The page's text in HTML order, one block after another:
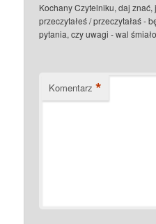
Kochany Czytelniku, daj znać,
przeczytałeś / przeczytałaś -
pytania, czy uwagi - wal
Komentarz *